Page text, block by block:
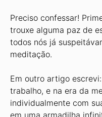
Preciso confessar!
trouxe alguma paz de
todos nós já
meditação.
Em outro artigo
trabalho, e na era da
individualmente com
em uma armadilha